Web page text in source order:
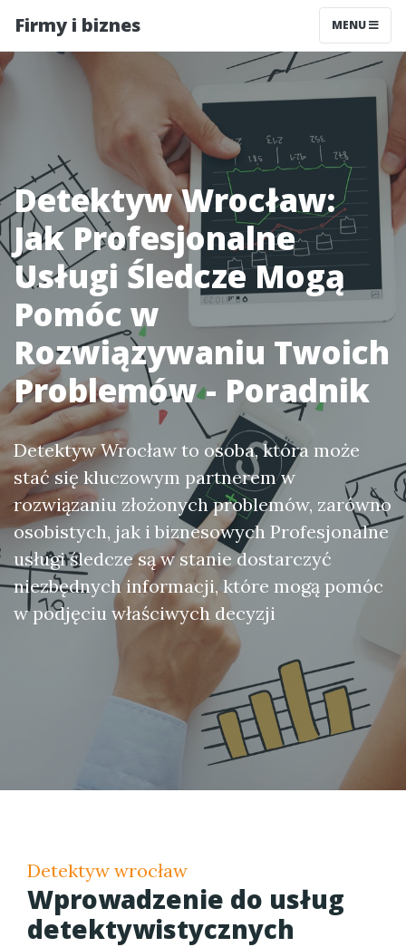
Firmy i biznes MENU
Detektyw Wrocław:
Jak Profesjonalne
Usługi Śledcze Mogą
Pomóc w
Rozwiązywaniu Twoich
Problemów - Poradnik
Detektyw Wrocław to osoba, która może
stać się kluczowym partnerem w
rozwiązaniu złożonych problemów, zarówno
osobistych, jak i biznesowych Profesjonalne
usługi śledcze są w stanie dostarczyć
niezbędnych informacji, które mogą pomóc
w podjęciu właściwych decyzji
Detektyw wrocław
Wprowadzenie do usług
detektywistycznych